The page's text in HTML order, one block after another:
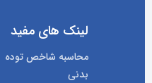
لینک های مفید
محاسبه شاخص توده
بدنی